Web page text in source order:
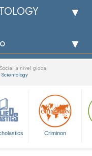
a nivel global
Criminon